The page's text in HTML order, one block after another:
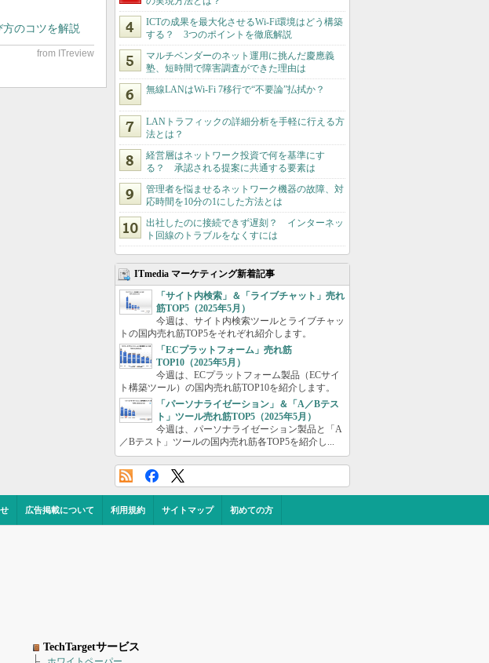
方のコツを解説
ICTの成果を最大化させるWi-Fi環境はどう構築
する？ 3つのポイントを徹底解説
マルチベンダーのネット運用に挑んだ慶應義
塾、短時間で障害調査ができた理由は
無線LANはWi-Fi 7移行で“不要論”払拭か？
LANトラフィックの詳細分析を手軽に行える方
法とは？
経営層はネットワーク投資で何を基準にす
る？ 承認される提案に共通する要素は
管理者を悩ませるネットワーク機器の故障、対
応時間を10分の1にした方法とは
出社したのに接続できず遅刻？ インターネッ
ト回線のトラブルをなくすには
ITmedia マーケティング新着記事
「サイト内検索」＆「ライブチャット」売れ
筋TOP5（2025年5月）
今週は、サイト内検索ツールとライブチャッ
トの国内売れ筋TOP5をそれぞれ紹介します。
「ECプラットフォーム」売れ筋
TOP10（2025年5月）
今週は、ECプラットフォーム製品（ECサイ
ト構築ツール）の国内売れ筋TOP10を紹介します。
「パーソナライゼーション」＆「A／Bテス
ト」ツール売れ筋TOP5（2025年5月）
今週は、パーソナライゼーション製品と「A
／Bテスト」ツールの国内売れ筋各TOP5を紹介し...
広告掲載について 利用規約 サイトマップ 初めての方
TechTargetサービス